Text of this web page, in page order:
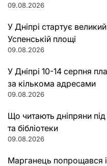
09.08.2026
У Дніпрі стартує
Успенській площі
09.08.2026
У Дніпрі 10-14 серпня
за кількома адресами
09.08.2026
Що читають дніпряни
та бібліотеки
09.08.2026
Марганець попрощався